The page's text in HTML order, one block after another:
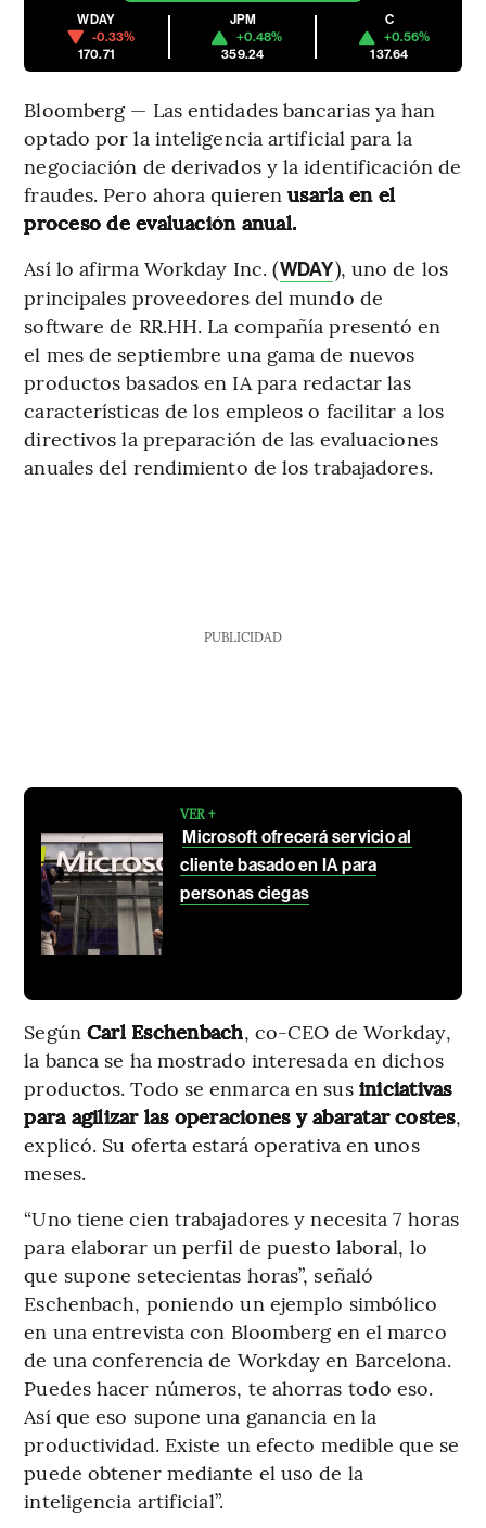
WDAY
-0.33%
170.71
JPM
+0.48%
359.24
C
+0.56%
137.64
Bloomberg — Las entidades bancarias ya han
optado por la inteligencia artificial para la
negociación de derivados y la identificación de
fraudes. Pero ahora quierenusarla en el
proceso de evaluación anual.
Así lo afirma Workday Inc. (WDAY), uno de los
principales proveedores del mundo de
software de RR.HH. La compañía presentó en
el mes de septiembre una gama de nuevos
productos basados en IA para redactar las
características de los empleos o facilitar a los
directivos la preparación de las evaluaciones
anuales del rendimiento de los trabajadores.
PUBLICIDAD
VER +
Microsoft ofrecerá servicio al
cliente basado en IA para
personas ciegas
Según Carl Eschenbach, co-CEO de Workday,
la banca se ha mostrado interesada en dichos
productos. Todo se enmarca en susiniciativas
para agilizar las operaciones y abaratar costes,
explicó. Su oferta estará operativa en unos
meses.
“Uno tiene cien trabajadores y necesita 7 horas
para elaborar un perfil de puesto laboral, lo
que supone setecientas horas”, señaló
Eschenbach, poniendo un ejemplo simbólico
en una entrevista con Bloomberg en el marco
de una conferencia de Workday en Barcelona.
Puedes hacer números, te ahorras todo eso.
Así que eso supone una ganancia en la
productividad. Existe un efecto medible que se
puede obtener mediante el uso de la
inteligencia artificial”.